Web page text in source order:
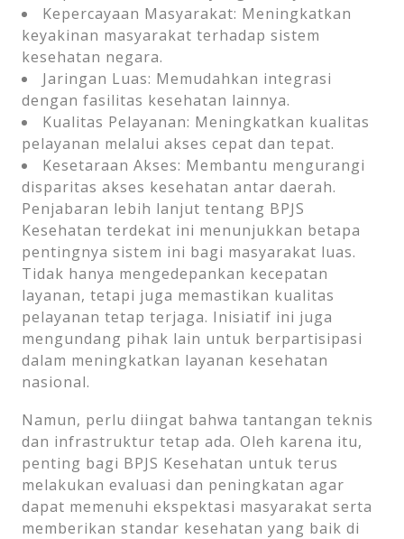
Kepercayaan Masyarakat: Meningkatkan
keyakinan masyarakat terhadap sistem
kesehatan negara.
Jaringan Luas: Memudahkan integrasi
dengan fasilitas kesehatan lainnya.
Kualitas Pelayanan: Meningkatkan kualitas
pelayanan melalui akses cepat dan tepat.
Kesetaraan Akses: Membantu mengurangi
disparitas akses kesehatan antar daerah.
Penjabaran lebih lanjut tentang BPJS
Kesehatan terdekat ini menunjukkan betapa
pentingnya sistem ini bagi masyarakat luas.
Tidak hanya mengedepankan kecepatan
layanan, tetapi juga memastikan kualitas
pelayanan tetap terjaga. Inisiatif ini juga
mengundang pihak lain untuk berpartisipasi
dalam meningkatkan layanan kesehatan
nasional.
Namun, perlu diingat bahwa tantangan teknis
dan infrastruktur tetap ada. Oleh karena itu,
penting bagi BPJS Kesehatan untuk terus
melakukan evaluasi dan peningkatan agar
dapat memenuhi ekspektasi masyarakat serta
memberikan standar kesehatan yang baik di